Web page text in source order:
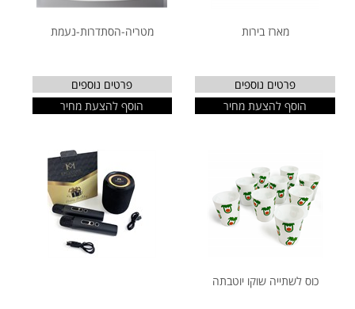
מארז בירות
פרטים נוספים
הוסף להצעת מחיר
מטריה-הסתדרות-נעמת
פרטים נוספים
הוסף להצעת מחיר
כוס לשתייה שוקו יוטבתה